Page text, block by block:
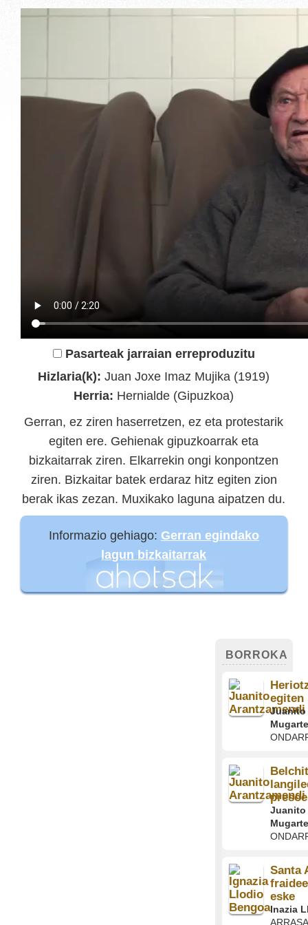
Pasarteak jarraian erreproduzitu
Hizlaria(k): Juan Joxe Imaz Mujika (1919)
Herria: Hernialde (Gipuzkoa)
Gerran, ez ziren haserretzen, ez eta protestarik
egiten ere. Gehienak gipuzkoarrak eta
bizkaitarrak ziren. Elkarrekin ongi konpontzen
ziren. Bizkaitar batek erdaraz hitz egiten zion
berak ikas zezan. Muxikako laguna aipatzen du.
Informazio gehiago: Gerran egindako
lagun bizkaitarrak
BORROKA
egiten
Juanito
Juanito
Santa
eske
Inazia